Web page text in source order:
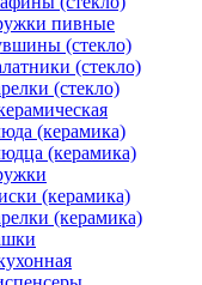
пивные
(стекло)
(стекло)
(стекло)
(керамика)
(керамика)
(керамика)
(керамика)